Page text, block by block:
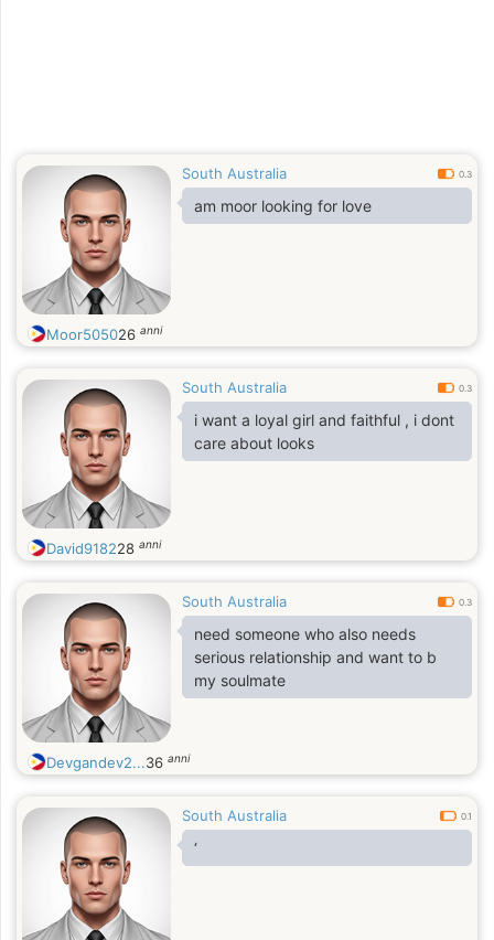
South Australia 0.3
am moor looking for love
Moor505026 anni
South Australia 0.3
i want a loyal girl and faithful , i dont
care about looks
David918228 anni
South Australia 0.3
need someone who also needs
serious relationship and want to b
my soulmate
Devgandev2...36 anni
South Australia 0.1
‘